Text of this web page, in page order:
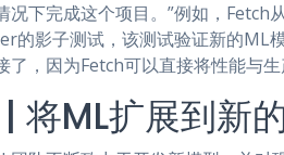
况下完成这个项目。”例如，
的影子测试，该测试验证新的ML
了，因为Fetch可以直接将性能与生
将ML扩展到新